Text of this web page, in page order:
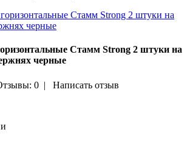
Стамм Strong 2 штуки на
черные
0 |
Написать отзыв